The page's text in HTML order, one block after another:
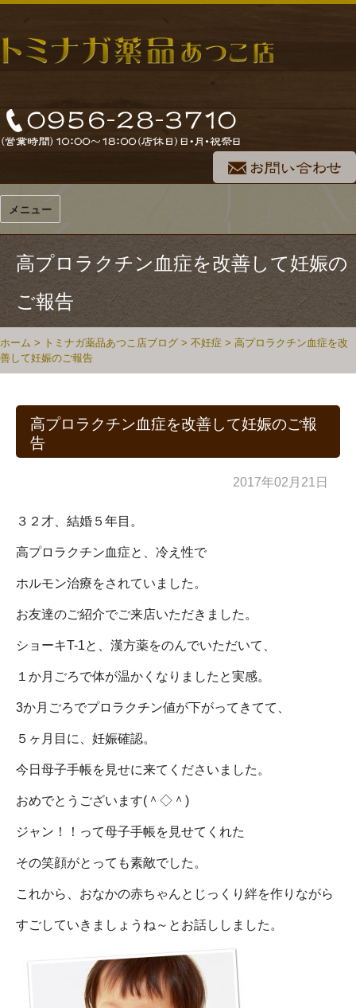
メニュー
高プロラクチン血症を改善して妊娠の
ご報告
ホーム > トミナガ薬品あつこ店ブログ > 不妊症 > 高プロラクチン血症を改
善して妊娠のご報告
高プロラクチン血症を改善して妊娠のご報
告
2017年02月21日
３２才、結婚５年目。
高プロラクチン血症と、冷え性で
ホルモン治療をされていました。
お友達のご紹介でご来店いただきました。
ショーキT-1と、漢方薬をのんでいただいて、
１か月ごろで体が温かくなりましたと実感。
3か月ごろでプロラクチン値が下がってきてて、
５ヶ月目に、妊娠確認。
今日母子手帳を見せに来てくださいました。
おめでとうございます(＾◇＾)
ジャン！！って母子手帳を見せてくれた
その笑顔がとっても素敵でした。
これから、おなかの赤ちゃんとじっくり絆を作りながら
すごしていきましょうね～とお話ししました。